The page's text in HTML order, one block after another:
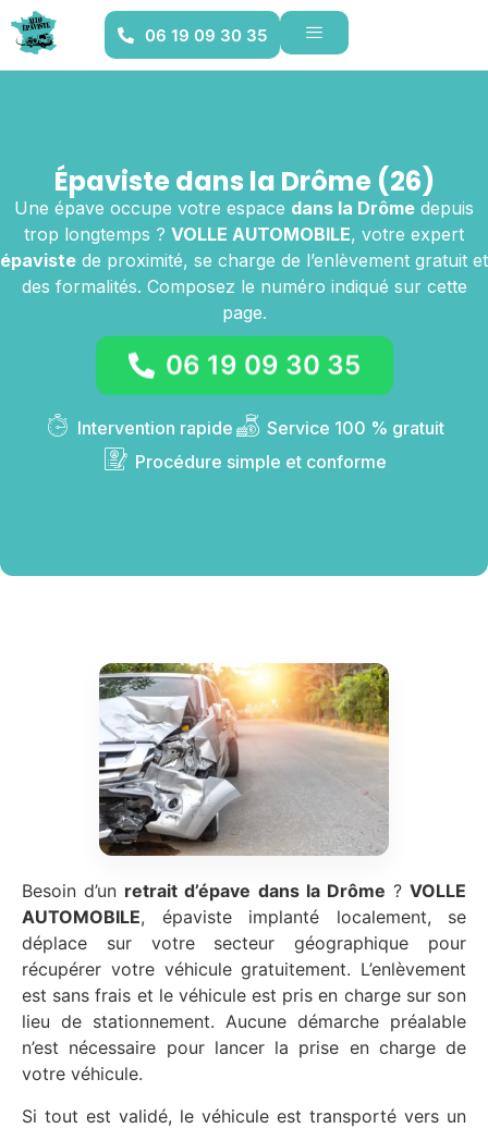
06 19 09 30 35
Épaviste dans la Drôme (26)
Une épave occupe votre espace dans la Drôme depuis
trop longtemps ? VOLLE AUTOMOBILE, votre expert
épaviste de proximité, se charge de l’enlèvement gratuit et
des formalités. Composez le numéro indiqué sur cette
page.
06 19 09 30 35
Intervention rapide
Service 100 % gratuit
Procédure simple et conforme
Besoin d’un retrait d’épave dans la Drôme ? VOLLE
AUTOMOBILE, épaviste implanté localement, se
déplace sur votre secteur géographique pour
récupérer votre véhicule gratuitement. L’enlèvement
est sans frais et le véhicule est pris en charge sur son
lieu de stationnement. Aucune démarche préalable
n’est nécessaire pour lancer la prise en charge de
votre véhicule.
Si tout est validé, le véhicule est transporté vers un